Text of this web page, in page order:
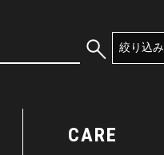
絞り込み
CARE